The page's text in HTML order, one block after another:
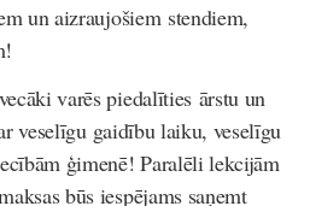
un aizraujošiem stendiem,
varēs piedalīties ārstu un
veselīgu gaidību laiku, veselīgu
ģimenē! Paralēli lekcijām
būs iespējams saņemt